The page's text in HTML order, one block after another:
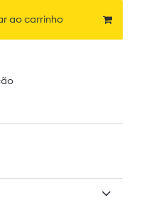
ao carrinho